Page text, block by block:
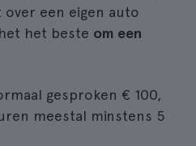
een eigen auto
het beste om een
gesproken € 100,
meestal minstens 5